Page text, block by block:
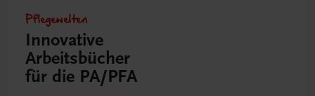
Pflegewelten
Innovative
Arbeitsbücher
für die PA/PFA